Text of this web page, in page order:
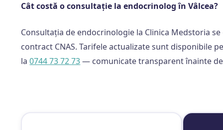
Cât costă o consultație la endocrinolog în Vâlcea?
Consultația de endocrinologie la Clinica Medstoria
contract CNAS. Tarifele actualizate sunt disponibile
la0744 73 72 73— comunicate transparent înainte